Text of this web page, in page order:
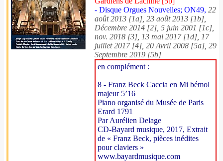
- Disque Orgues Nouvelles; ON49, 22
août 2013 [1a], 23 août 2013 [1b],
Décembre 2014 [2], 5 juin 2001 [1c],
nov. 2018 [3], 13 mai 2017 [1d], 17
juillet 2017 [4], 20 Avril 2008 [5a], 29
Septembre 2019 [5b]
en complément :
8 - Franz Beck Caccia en Mi bémol
majeur 5’16
Piano organisé du Musée de Paris
Erard 1791
Par Aurélien Delage
CD-Bayard musique, 2017, Extrait
de « Franz Beck, pièces inédites
pour claviers »
www.bayardmusique.com